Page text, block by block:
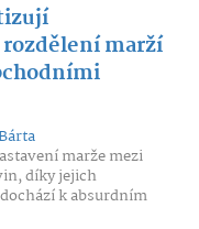
marží
marže mezi
díky jejich
k absurdním